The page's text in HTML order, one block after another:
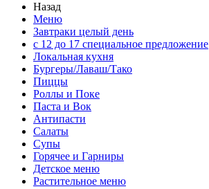
Назад
Меню
Завтраки целый день
с 12 до 17 специальное предложение
Локальная кухня
Бургеры/Лаваш/Тако
Пиццы
Роллы и Поке
Паста и Вок
Антипасти
Салаты
Супы
Горячее и Гарниры
Детское меню
Растительное меню